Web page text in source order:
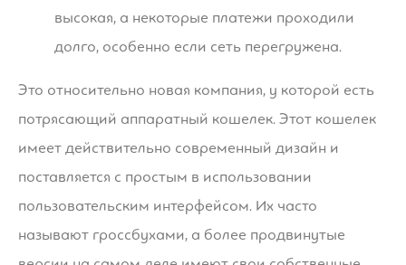
высокая, а некоторые платежи проходили
долго, особенно если сеть перегружена.
Это относительно новая компания, у которой есть
потрясающий аппаратный кошелек. Этот кошелек
имеет действительно современный дизайн и
поставляется с простым в использовании
пользовательским интерфейсом. Их часто
называют гроссбухами, а более продвинутые